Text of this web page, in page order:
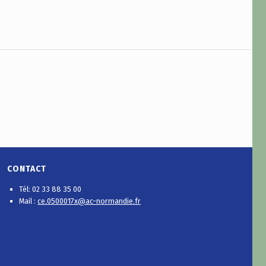
CONTACT
Tél: 02 33 88 35 00
Mail :ce.0500017x@ac-normandie.fr